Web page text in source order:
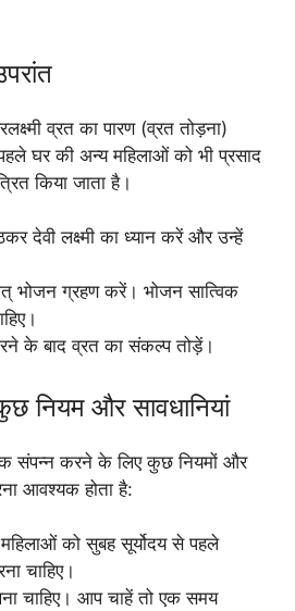
व्रत का पारण (व्रत तोड़ना)
घर की अन्य महिलाओं को भी प्रसाद
किया जाता है।
देवी लक्ष्मी का ध्यान करें और उन्हें
भोजन ग्रहण करें। भोजन सात्विक
के बाद व्रत का संकल्प तोड़ें।
नियम और सावधानियां
संपन्न करने के लिए कुछ नियमों और
आवश्यक होता है:
को सुबह सूर्योदय से पहले
चाहिए।
चाहिए। आप चाहें तो एक समय